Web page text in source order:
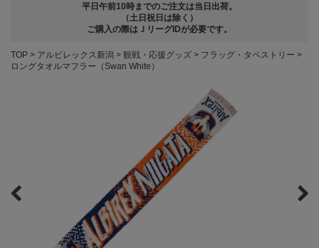
平日午前10時までのご注文は当日出荷。
（土日祝日は除く）
ご購入の際はＪリーグIDが必要です。
TOP アルビレックス新潟 観戦・応援グッズ
フラッグ・タペストリー
ロングタオルマフラー（Swan White）